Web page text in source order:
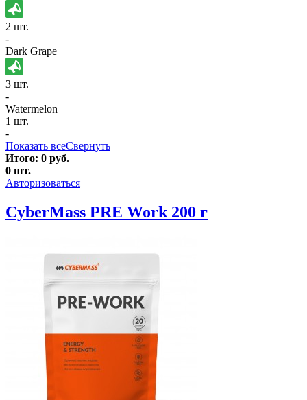
2 шт.
-
Dark Grape
3 шт.
-
Watermelon
1 шт.
-
Показать всеСвернуть
Итого: 0 руб.
0 шт.
Авторизоваться
CyberMass PRE Work 200 г